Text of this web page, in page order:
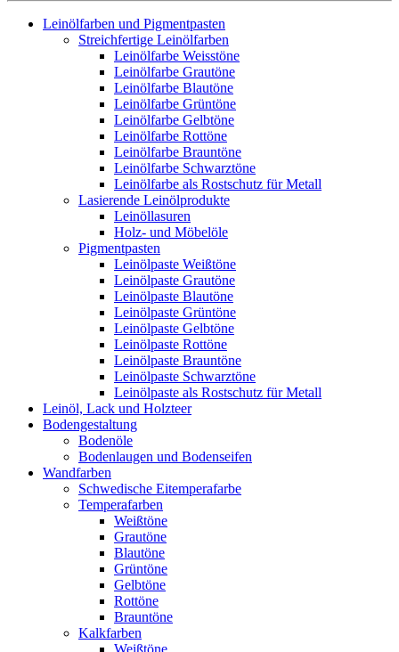
Leinölfarben und Pigmentpasten
Streichfertige Leinölfarben
Leinölfarbe Weisstöne
Leinölfarbe Grautöne
Leinölfarbe Blautöne
Leinölfarbe Grüntöne
Leinölfarbe Gelbtöne
Leinölfarbe Rottöne
Leinölfarbe Brauntöne
Leinölfarbe Schwarztöne
Leinölfarbe als Rostschutz für Metall
Lasierende Leinölprodukte
Leinöllasuren
Holz- und Möbelöle
Pigmentpasten
Leinölpaste Weißtöne
Leinölpaste Grautöne
Leinölpaste Blautöne
Leinölpaste Grüntöne
Leinölpaste Gelbtöne
Leinölpaste Rottöne
Leinölpaste Brauntöne
Leinölpaste Schwarztöne
Leinölpaste als Rostschutz für Metall
Leinöl, Lack und Holzteer
Bodengestaltung
Bodenöle
Bodenlaugen und Bodenseifen
Wandfarben
Schwedische Eitemperafarbe
Temperafarben
Weißtöne
Grautöne
Blautöne
Grüntöne
Gelbtöne
Rottöne
Brauntöne
Kalkfarben
Weißtöne